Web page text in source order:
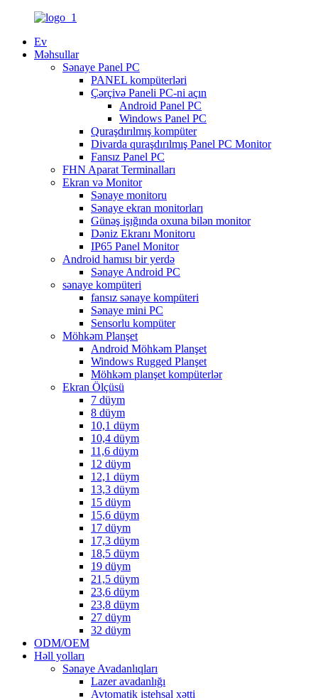
Ev
Məhsullar
Sənaye Panel PC
PANEL kompüterləri
Çərçivə Paneli PC-ni açın
Android Panel PC
Windows Panel PC
Quraşdırılmış kompüter
Divarda quraşdırılmış Panel PC Monitor
Fansız Panel PC
FHN Aparat Terminalları
Ekran və Monitor
Sənaye monitoru
Sənaye ekran monitorları
Günəş işığında oxuna bilən monitor
Dəniz Ekranı Monitoru
IP65 Panel Monitor
Android hamısı bir yerdə
Sənaye Android PC
sənaye kompüteri
fansız sənaye kompüteri
Sənaye mini PC
Sensorlu kompüter
Möhkəm Planşet
Android Möhkəm Planşet
Windows Rugged Planşet
Möhkəm planşet kompüterlər
Ekran Ölçüsü
7 düym
8 düym
10,1 düym
10,4 düym
11,6 düym
12 düym
12,1 düym
13,3 düym
15 düym
15,6 düym
17 düym
17,3 düym
18,5 düym
19 düym
21,5 düym
23,6 düym
23,8 düym
27 düym
32 düym
ODM/OEM
Həll yolları
Sənaye Avadanlıqları
Lazer avadanlığı
Avtomatik istehsal xətti